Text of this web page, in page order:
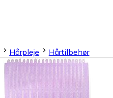
Hårpleje Hårtilbehør